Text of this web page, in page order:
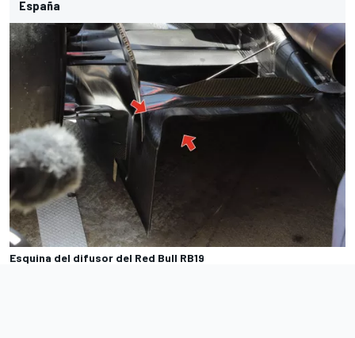
España
Esquina del difusor del Red Bull RB19